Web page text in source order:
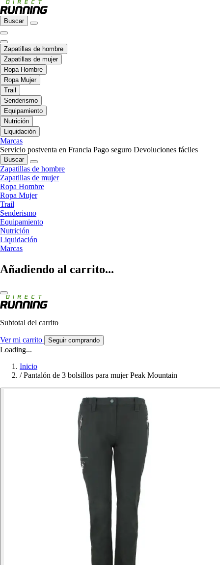
Buscar
Zapatillas de hombre
Zapatillas de mujer
Ropa Hombre
Ropa Mujer
Trail
Senderismo
Equipamiento
Nutrición
Liquidación
Marcas
Servicio postventa en Francia Pago seguro Devoluciones fáciles
Buscar
Zapatillas de hombre
Zapatillas de mujer
Ropa Hombre
Ropa Mujer
Trail
Senderismo
Equipamiento
Nutrición
Liquidación
Marcas
Añadiendo al carrito...
Subtotal del carrito
Ver mi carrito Seguir comprando
Loading...
Inicio
/ Pantalón de 3 bolsillos para mujer Peak Mountain